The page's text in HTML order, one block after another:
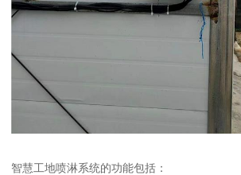
智慧工地喷淋系统的功能包括：